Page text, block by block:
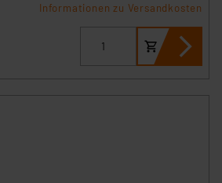
Informationen zu Versandkosten